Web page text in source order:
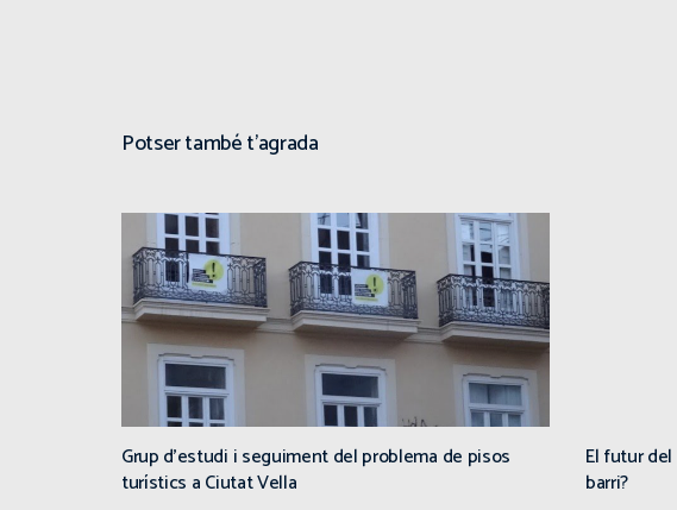
Potser també t'agrada
Grup d’estudi i seguiment del problema de pisos
turístics a Ciutat Vella
El futur
barri?